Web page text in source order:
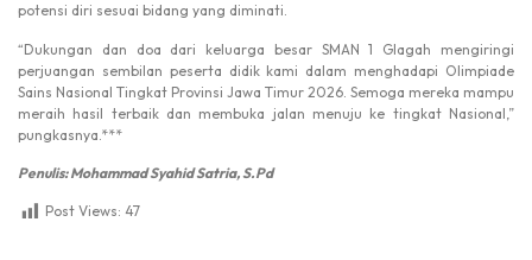
potensi diri sesuai bidang yang diminati.
“Dukungan dan doa dari keluarga besar SMAN 1 Glagah mengiringi
perjuangan sembilan peserta didik kami dalam menghadapi Olimpiade
Sains Nasional Tingkat Provinsi Jawa Timur 2026. Semoga mereka mampu
meraih hasil terbaik dan membuka jalan menuju ke tingkat Nasional,”
pungkasnya.***
Penulis: Mohammad Syahid Satria, S.Pd
Post Views: 47